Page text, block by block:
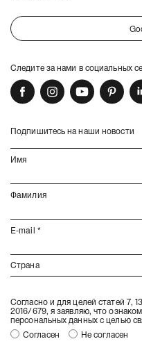
Следите за нами в социальных
Подпишитесь на наши новости
Согласно и для целей статей 7,
2016/679, я заявляю, что
персональных данныхс целью
Согласен
Не согласен